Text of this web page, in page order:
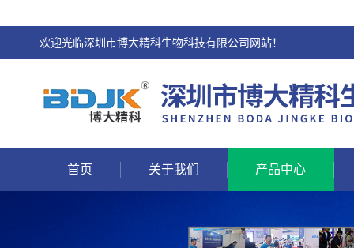
欢迎光临深圳市博大精科生物科技有限公司网站！
首页 关于我们 产品中心